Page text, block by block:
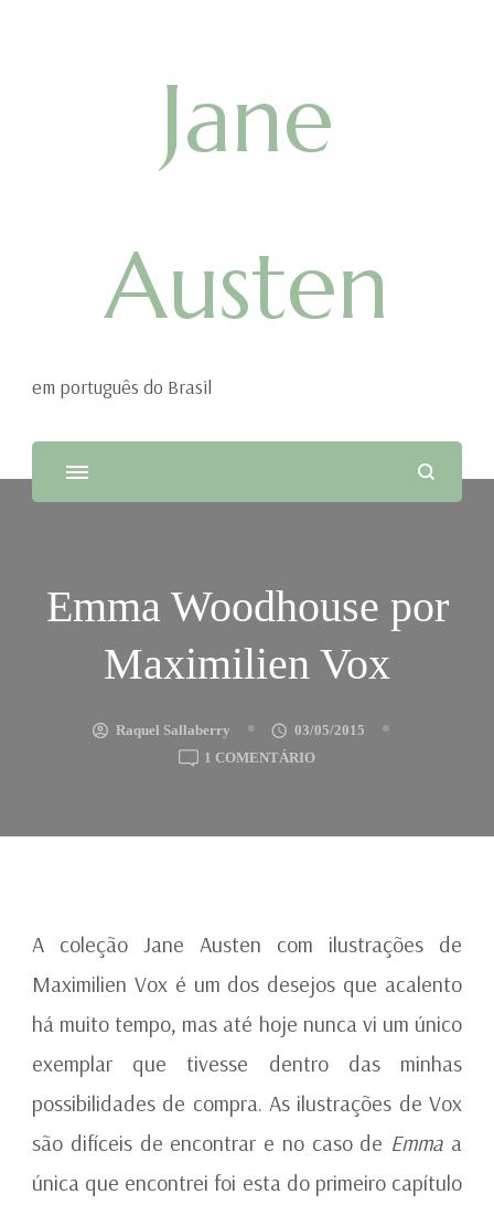
Jane
Austen
em português do Brasil
Emma Woodhouse por
Maximilien Vox
Raquel Sallaberry
03/05/2015
1 COMENTÁRIOEM
POR
A coleção Jane Austen com ilustrações de
Maximilien Vox é um dos desejos que acalento
há muito tempo, mas até hoje nunca vi um único
exemplar que tivesse dentro das minhas
possibilidades de compra. As ilustrações de Vox
são difíceis de encontrar e no caso de Emma a
única que encontrei foi esta do primeiro capítulo